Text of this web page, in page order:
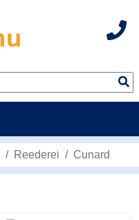
Reederei Cunard